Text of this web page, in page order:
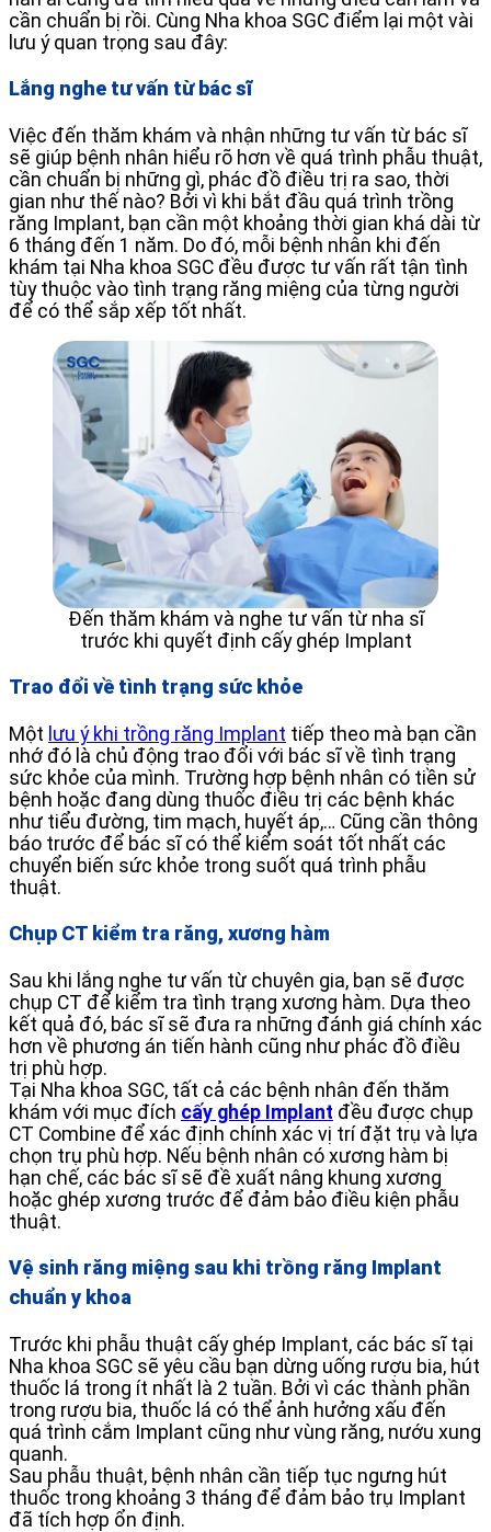
cần chuẩn bị rồi. Cùng Nha khoa SGC điểm lại một vài
lưu ý quan trọng sau đây:
Lắng nghe tư vấn từ bác sĩ
Việc đến thăm khám và nhận những tư vấn từ bác sĩ
sẽ giúp bệnh nhân hiểu rõ hơn về quá trình phẫu thuật,
cần chuẩn bị những gì, phác đồ điều trị ra sao, thời
gian như thế nào? Bởi vì khi bắt đầu quá trình trồng
răng Implant, bạn cần một khoảng thời gian khá dài từ
6 tháng đến 1 năm. Do đó, mỗi bệnh nhân khi đến
khám tại Nha khoa SGC đều được tư vấn rất tận tình
tùy thuộc vào tình trạng răng miệng của từng người
để có thể sắp xếp tốt nhất.
Đến thăm khám và nghe tư vấn từ nha sĩ
trước khi quyết định cấy ghép Implant
Trao đổi về tình trạng sức khỏe
Một lưu ý khi trồng răng Implant tiếp theo mà bạn cần
nhớ đó là chủ động trao đổi với bác sĩ về tình trạng
sức khỏe của mình. Trường hợp bệnh nhân có tiền sử
bệnh hoặc đang dùng thuốc điều trị các bệnh khác
như tiểu đường, tim mạch, huyết áp,… Cũng cần thông
báo trước để bác sĩ có thể kiểm soát tốt nhất các
chuyển biến sức khỏe trong suốt quá trình phẫu
thuật.
Chụp CT kiểm tra răng, xương hàm
Sau khi lắng nghe tư vấn từ chuyên gia, bạn sẽ được
chụp CT để kiểm tra tình trạng xương hàm. Dựa theo
kết quả đó, bác sĩ sẽ đưa ra những đánh giá chính xác
hơn về phương án tiến hành cũng như phác đồ điều
trị phù hợp.
Tại Nha khoa SGC, tất cả các bệnh nhân đến thăm
khám với mục đích cấy ghép Implant đều được chụp
CT Combine để xác định chính xác vị trí đặt trụ và lựa
chọn trụ phù hợp. Nếu bệnh nhân có xương hàm bị
hạn chế, các bác sĩ sẽ đề xuất nâng khung xương
hoặc ghép xương trước để đảm bảo điều kiện phẫu
thuật.
Vệ sinh răng miệng sau khi trồng răng Implant
chuẩn y khoa
Trước khi phẫu thuật cấy ghép Implant, các bác sĩ tại
Nha khoa SGC sẽ yêu cầu bạn dừng uống rượu bia, hút
thuốc lá trong ít nhất là 2 tuần. Bởi vì các thành phần
trong rượu bia, thuốc lá có thể ảnh hưởng xấu đến
quá trình cắm Implant cũng như vùng răng, nướu xung
quanh.
Sau phẫu thuật, bệnh nhân cần tiếp tục ngưng hút
thuốc trong khoảng 3 tháng để đảm bảo trụ Implant
đã tích hợp ổn định.